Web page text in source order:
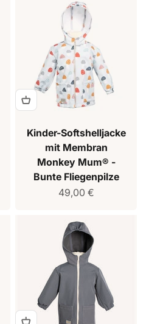
Kinder-Softshelljacke
mit Membran
Monkey Mum® -
Bunte Fliegenpilze
Verkaufspreis
49,00 €